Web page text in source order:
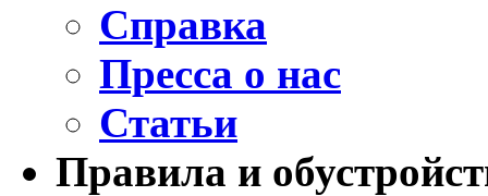
Справка
Пресса о нас
Статьи
Правила и